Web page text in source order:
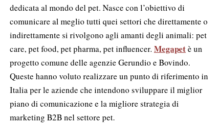
dedicata al mondo del pet. Nasce con l’obiettivo di
comunicare al meglio tutti quei settori che direttamente o
indirettamente si rivolgono agli amanti degli animali: pet
care, pet food, pet pharma, pet influencer. Megapetè un
progetto comune delle agenzie Gerundio e Bovindo.
Queste hanno voluto realizzare un punto di riferimento in
Italia per le aziende che intendono sviluppare il miglior
piano di comunicazione e la migliore strategia di
marketing B2B nel settore pet.